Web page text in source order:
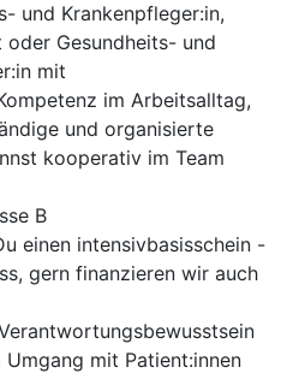
und Krankenpfleger:in,
Gesundheits- und
mit
im Arbeitsalltag,
und organisierte
kooperativ im Team
B
einen intensivbasisschein -
gern finanzieren wir auch
mit Patient:innen